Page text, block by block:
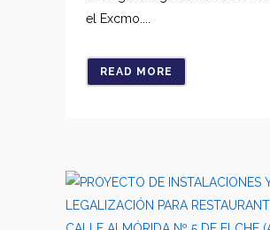
el Excmo....
READ MORE